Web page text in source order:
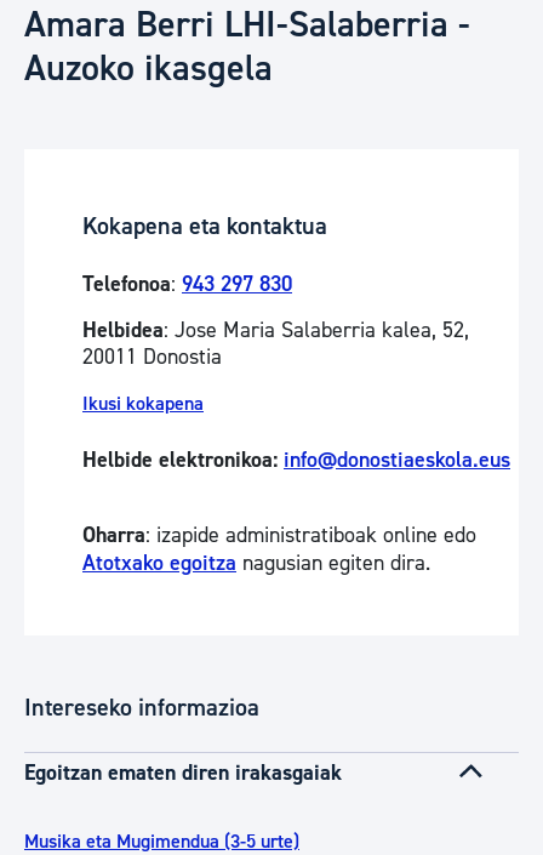
Amara Berri LHI-Salaberria -
Auzoko ikasgela
Kokapena eta kontaktua
Telefonoa: 943 297 830
Helbidea: Jose Maria Salaberria kalea, 52,
20011 Donostia
Ikusi kokapena
Helbide elektronikoa: info@donostiaeskola.eus
Oharra: izapide administratiboak online edo
Atotxako egoitza nagusian egiten dira.
Intereseko informazioa
Egoitzan ematen diren irakasgaiak
Musika eta Mugimendua (3-5 urte)